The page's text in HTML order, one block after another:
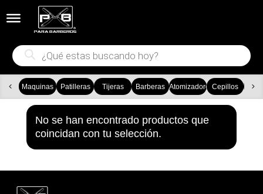
Búsqueda
de
productos
Maquinas Patilleras Tijeras Barberas AtomizadoresCepillos
No se han encontrado productos que
coincidan con tu selección.